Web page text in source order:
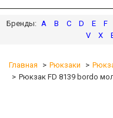
A B C D E F
V
X
Главная Рюкзаки
Рюкзак FD 8139 bordo